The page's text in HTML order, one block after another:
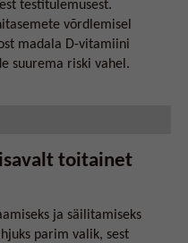
testitulemusest.
võrdlemisel
madala D-vitamiini
suurema riski vahel.
toitainet
ja säilitamiseks
parim valik, sest